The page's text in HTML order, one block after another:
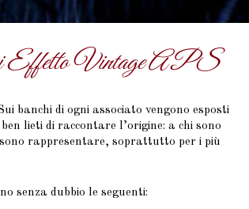
Effetto Vintage APS
banchi di ogni associato vengono esposti
lieti di raccontare l’origine: a chi sono
rappresentare, soprattutto per i più
senza dubbio le seguenti: